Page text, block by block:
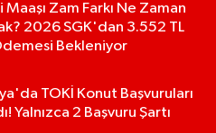
Maaşı Zam Farkı Ne Zaman
2026 SGK'dan 3.552 TL
Bekleniyor
TOKİ Konut Başvuruları
Yalnızca 2 Başvuru Şartı